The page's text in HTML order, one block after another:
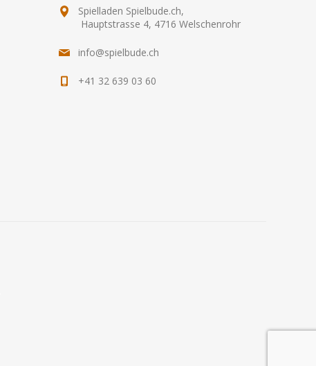
Spielladen Spielbude.ch,
Hauptstrasse 4, 4716 Welschenrohr
info@spielbude.ch
+41 32 639 03 60